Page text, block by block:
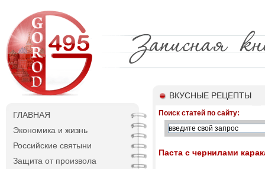
ГЛАВНАЯ
Экономика и жизнь
Российские святыни
Защита от произвола
ВКУСНЫЕ РЕЦЕПТЫ
Поиск статей по сайту:
Паста с чернилами